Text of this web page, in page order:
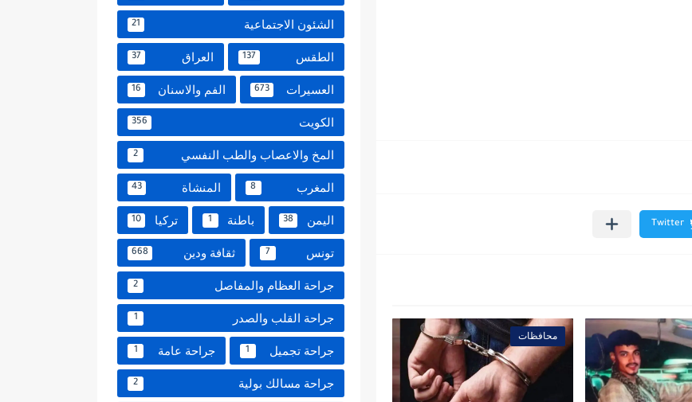
محافظات
الشئون الاجتماعية 21
الطقس 137 العراق 37
العسيرات 673 الفم والاسنان 16
الكويت 356
المخ والاعصاب والطب النفسي 2
المغرب 8 المنشاة 43
اليمن 38 باطنة 1 تركيا 10
تونس 7 ثقافة ودين 668
جراحة العظام والمفاصل 2
جراحة القلب والصدر 1
جراحة تجميل 1 جراحة عامة 1
جراحة مسالك بولية 2